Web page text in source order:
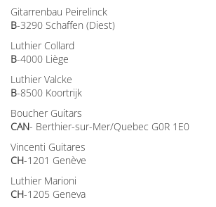
Gitarrenbau Peirelinck
B-3290 Schaffen (Diest)
Luthier Collard
B-4000 Liège
Luthier Valcke
B-8500 Koortrijk
Boucher Guitars
CAN- Berthier-sur-Mer/Quebec G0R 1E0
Vincenti Guitares
CH-1201 Genève
Luthier Marioni
CH-1205 Geneva